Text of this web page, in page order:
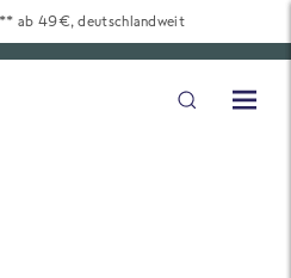
ab 49€, deutschlandweit